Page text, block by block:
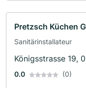
Pretzsch Küchen
Sanitärinstallateur
Königsstrasse 19,
0.0 (0)